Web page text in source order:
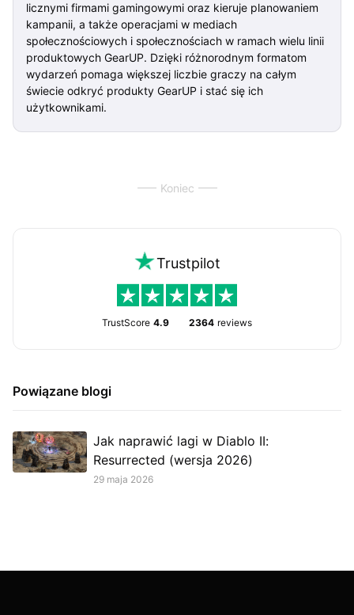
licznymi firmami gamingowymi oraz kieruje planowaniem
kampanii, a także operacjami w mediach
społecznościowych i społecznościach w ramach wielu linii
produktowych GearUP. Dzięki różnorodnym formatom
wydarzeń pomaga większej liczbie graczy na całym
świecie odkryć produkty GearUP i stać się ich
użytkownikami.
Koniec
Trustpilot
TrustScore 4.9 2364 reviews
Powiązane blogi
Jak naprawić lagi w Diablo II:
Resurrected (wersja 2026)
29 maja 2026